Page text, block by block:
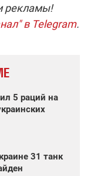
рекламы!
в Telegram.
5 раций на
31 танк